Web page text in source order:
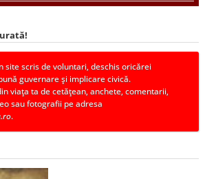
site scris de voluntari, deschis oricărei
guvernare și implicare civică.
viața ta de cetățean, anchete, comentarii,
sau fotografii pe adresa
.